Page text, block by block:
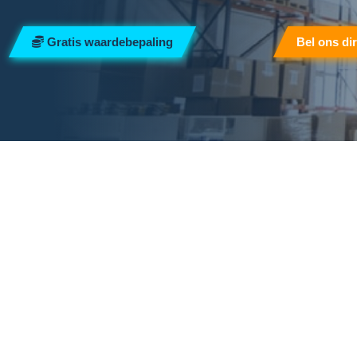
Gratis waardebepaling Bel ons